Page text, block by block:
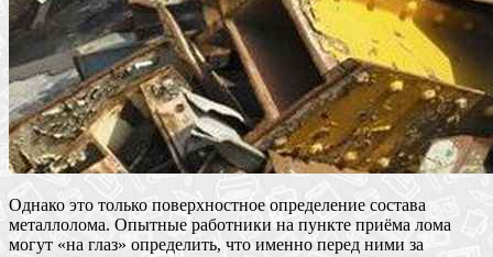
Однако это только поверхностное определение состава
металлолома. Опытные работники на пункте приёма лома
могут «на глаз» определить, что именно перед ними за